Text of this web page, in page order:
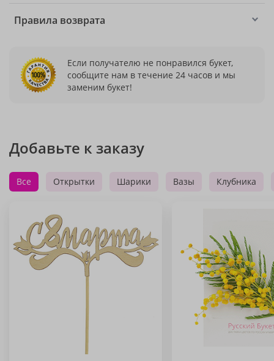
Правила возврата
Если получателю не понравился букет,
сообщите нам в течение 24 часов и мы
заменим букет!
Добавьте к заказу
Все Открытки Шарики Вазы Клубника